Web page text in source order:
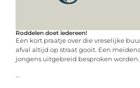
Roddelen doet iedereen!
Een kort praatje over die vreselijke
afval altijd op straat gooit. Een
jongens uitgebreid besproken
...